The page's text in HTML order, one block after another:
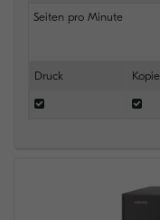
Seiten pro Minute
Druck Kopie